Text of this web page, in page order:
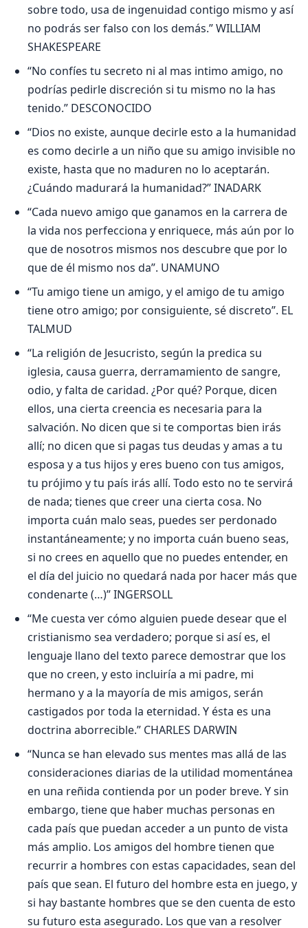
sobre todo, usa de ingenuidad contigo mismo y así
no podrás ser falso con los demás.” WILLIAM
SHAKESPEARE
“No confíes tu secreto ni al mas intimo amigo, no
podrías pedirle discreción si tu mismo no la has
tenido.” DESCONOCIDO
“Dios no existe, aunque decirle esto a la humanidad
es como decirle a un niño que su amigo invisible no
existe, hasta que no maduren no lo aceptarán.
¿Cuándo madurará la humanidad?” INADARK
“Cada nuevo amigo que ganamos en la carrera de
la vida nos perfecciona y enriquece, más aún por lo
que de nosotros mismos nos descubre que por lo
que de él mismo nos da”. UNAMUNO
“Tu amigo tiene un amigo, y el amigo de tu amigo
tiene otro amigo; por consiguiente, sé discreto”. EL
TALMUD
“La religión de Jesucristo, según la predica su
iglesia, causa guerra, derramamiento de sangre,
odio, y falta de caridad. ¿Por qué? Porque, dicen
ellos, una cierta creencia es necesaria para la
salvación. No dicen que si te comportas bien irás
allí; no dicen que si pagas tus deudas y amas a tu
esposa y a tus hijos y eres bueno con tus amigos,
tu prójimo y tu país irás allí. Todo esto no te servirá
de nada; tienes que creer una cierta cosa. No
importa cuán malo seas, puedes ser perdonado
instantáneamente; y no importa cuán bueno seas,
si no crees en aquello que no puedes entender, en
el día del juicio no quedará nada por hacer más que
condenarte (…)” INGERSOLL
“Me cuesta ver cómo alguien puede desear que el
cristianismo sea verdadero; porque si así es, el
lenguaje llano del texto parece demostrar que los
que no creen, y esto incluiría a mi padre, mi
hermano y a la mayoría de mis amigos, serán
castigados por toda la eternidad. Y ésta es una
doctrina aborrecible.” CHARLES DARWIN
“Nunca se han elevado sus mentes mas allá de las
consideraciones diarias de la utilidad momentánea
en una reñida contienda por un poder breve. Y sin
embargo, tiene que haber muchas personas en
cada país que puedan acceder a un punto de vista
más amplio. Los amigos del hombre tienen que
recurrir a hombres con estas capacidades, sean del
país que sean. El futuro del hombre esta en juego, y
si hay bastante hombres que se den cuenta de esto
su futuro esta asegurado. Los que van a resolver